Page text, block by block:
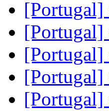
[Portugal]
[Portugal]
[Portugal]
[Portugal]
[Portugal]